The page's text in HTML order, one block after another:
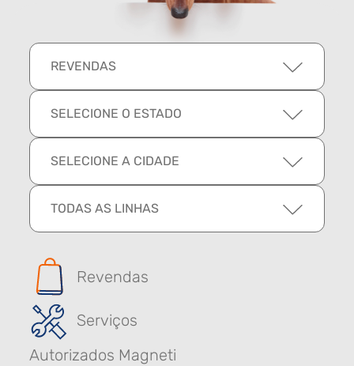
REVENDAS
SELECIONE O ESTADO
SELECIONE A CIDADE
TODAS AS LINHAS
Revendas
Serviços
Autorizados Magneti